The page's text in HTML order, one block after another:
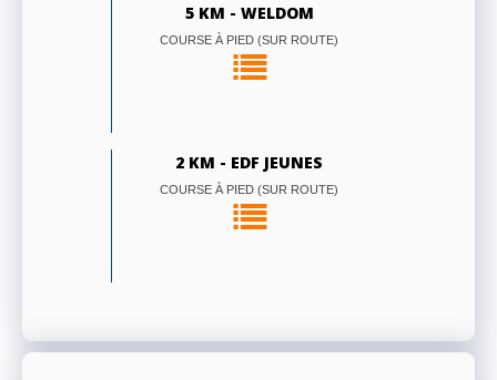
5 KM - WELDOM
COURSE À PIED (SUR ROUTE)
2 KM - EDF JEUNES
COURSE À PIED (SUR ROUTE)